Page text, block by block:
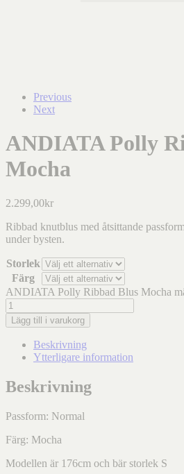
Previous
Next
ANDIATA Polly
Mocha
2.299,00kr
Ribbad knutblus med åtsittande
under bysten.
Storlek
Färg
ANDIATA Polly Ribbad Blus Mocha
Lägg till i varukorg
Beskrivning
Ytterligare information
Beskrivning
Passform: Normal
Färg: Mocha
Modellen är 176cm och bär storlek S